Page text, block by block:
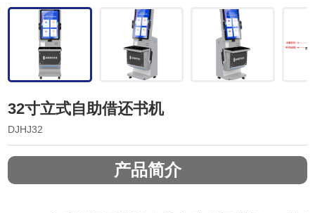
32寸立式自助借还书机
DJHJ32
产品简介